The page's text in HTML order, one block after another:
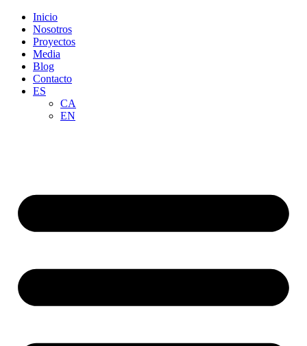
Inicio
Nosotros
Proyectos
Media
Blog
Contacto
ES
CA
EN